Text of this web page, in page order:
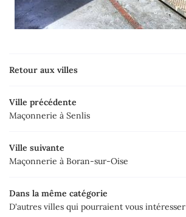
Retour aux villes
Ville précédente
Maçonnerie à Senlis
Ville suivante
Maçonnerie à Boran-sur-Oise
Dans la même catégorie
D'autres villes qui pourraient vous intéresser